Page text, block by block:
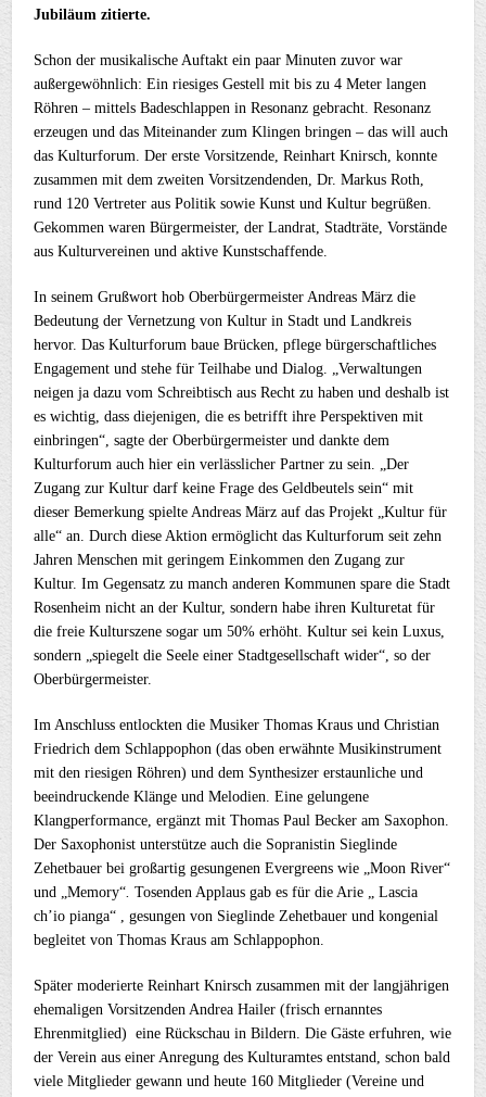
Jubiläum zitierte.
Schon der musikalische Auftakt ein paar Minuten zuvor war
außergewöhnlich: Ein riesiges Gestell mit bis zu 4 Meter langen
Röhren – mittels Badeschlappen in Resonanz gebracht. Resonanz
erzeugen und das Miteinander zum Klingen bringen – das will auch
das Kulturforum. Der erste Vorsitzende, Reinhart Knirsch, konnte
zusammen mit dem zweiten Vorsitzendenden, Dr. Markus Roth,
rund 120 Vertreter aus Politik sowie Kunst und Kultur begrüßen.
Gekommen waren Bürgermeister, der Landrat, Stadträte, Vorstände
aus Kulturvereinen und aktive Kunstschaffende.
In seinem Grußwort hob Oberbürgermeister Andreas März die
Bedeutung der Vernetzung von Kultur in Stadt und Landkreis
hervor. Das Kulturforum baue Brücken, pflege bürgerschaftliches
Engagement und stehe für Teilhabe und Dialog. „Verwaltungen
neigen ja dazu vom Schreibtisch aus Recht zu haben und deshalb ist
es wichtig, dass diejenigen, die es betrifft ihre Perspektiven mit
einbringen“, sagte der Oberbürgermeister und dankte dem
Kulturforum auch hier ein verlässlicher Partner zu sein. „Der
Zugang zur Kultur darf keine Frage des Geldbeutels sein“ mit
dieser Bemerkung spielte Andreas März auf das Projekt „Kultur für
alle“ an. Durch diese Aktion ermöglicht das Kulturforum seit zehn
Jahren Menschen mit geringem Einkommen den Zugang zur
Kultur. Im Gegensatz zu manch anderen Kommunen spare die Stadt
Rosenheim nicht an der Kultur, sondern habe ihren Kulturetat für
die freie Kulturszene sogar um 50% erhöht. Kultur sei kein Luxus,
sondern „spiegelt die Seele einer Stadtgesellschaft wider“, so der
Oberbürgermeister.
Im Anschluss entlockten die Musiker Thomas Kraus und Christian
Friedrich dem Schlappophon (das oben erwähnte Musikinstrument
mit den riesigen Röhren) und dem Synthesizer erstaunliche und
beeindruckende Klänge und Melodien. Eine gelungene
Klangperformance, ergänzt mit Thomas Paul Becker am Saxophon.
Der Saxophonist unterstütze auch die Sopranistin Sieglinde
Zehetbauer bei großartig gesungenen Evergreens wie „Moon River“
und „Memory“ .Tosenden Applaus gab es für die Arie „ Lascia
ch’io pianga“ , gesungen von Sieglinde Zehetbauer und kongenial
begleitet von Thomas Kraus am Schlappophon.
Später moderierte Reinhart Knirsch zusammen mit der langjährigen
ehemaligen Vorsitzenden Andrea Hailer (frisch ernanntes
Ehrenmitglied) eine Rückschau in Bildern. Die Gäste erfuhren, wie
der Verein aus einer Anregung des Kulturamtes entstand, schon bald
viele Mitglieder gewann und heute 160 Mitglieder (Vereine und